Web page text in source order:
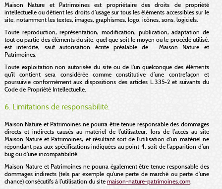
Maison Nature et Patrimoines est propriétaire des droits de propriété
intellectuelle ou détient les droits d’usage sur tous les éléments accessibles sur le
site, notamment les textes, images, graphismes, logo, icônes, sons, logiciels.
Toute reproduction, représentation, modification, publication, adaptation de
tout ou partie des éléments du site, quel que soit le moyen ou le procédé utilisé,
est interdite, sauf autorisation écrite préalable de : Maison Nature et
Patrimoines.
Toute exploitation non autorisée du site ou de l’un quelconque des éléments
qu’il contient sera considérée comme constitutive d’une contrefaçon et
poursuivie conformément aux dispositions des articles L.335-2 et suivants du
Code de Propriété Intellectuelle.
6. Limitations de responsabilité.
Maison Nature et Patrimoines ne pourra être tenue responsable des dommages
directs et indirects causés au matériel de l’utilisateur, lors de l’accès au site
Maison Nature et Patrimoines, et résultant soit de l’utilisation d’un matériel ne
répondant pas aux spécifications indiquées au point 4, soit de l’apparition d’un
bug ou d’une incompatibilité.
Maison Nature et Patrimoines ne pourra également être tenue responsable des
dommages indirects (tels par exemple qu’une perte de marché ou perte d’une
chance) consécutifs à l’utilisation du site maison-nature-patrimoines.com.